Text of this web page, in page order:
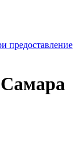
предоставление